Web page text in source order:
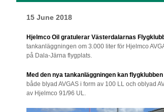
15 June 2018
Hjelmco Oil gratulerar Västerdalarnas
tankanläggningen om 3.000 liter för Hjelmco
på Dala-Järna flygplats.
Med den nya tankanläggningen kan
både blyad AVGAS i form av 100 LL och oblyad
av Hjelmco 91/96 UL.